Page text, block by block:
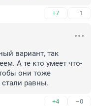
+7 –1
вариант, так
А те кто умеет что-
они тоже
стали равны.
+4 –0